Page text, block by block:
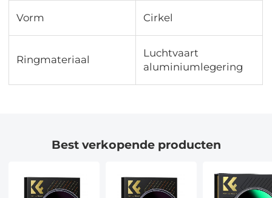
Vorm Cirkel
Ringmateriaal
Luchtvaart
aluminiumlegering
Best verkopende producten